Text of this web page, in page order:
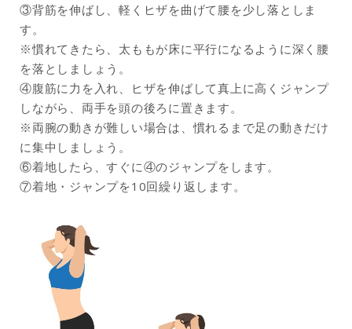
③背筋を伸ばし、軽くヒザを曲げて腰を少し落としま
す。
※慣れてきたら、太ももが床に平行になるように深く腰
を落としましょう。
④腹筋に力を入れ、ヒザを伸ばして真上に高くジャンプ
しながら、両手を頭の後ろに置きます。
※両腕の動きが難しい場合は、慣れるまで足の動きだけ
に集中しましょう。
⑥着地したら、すぐに④のジャンプをします。
⑦着地・ジャンプを10回繰り返します。